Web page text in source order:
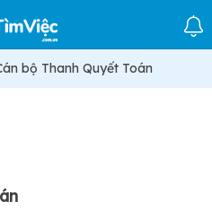
bộ Thanh Quyết Toán